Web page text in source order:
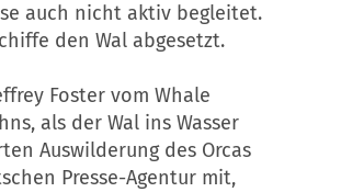
auch nicht aktiv begleitet.
den Wal abgesetzt.
Foster vom Whale
als der Wal ins Wasser
Auswilderung des Orcas
Presse-Agentur mit,